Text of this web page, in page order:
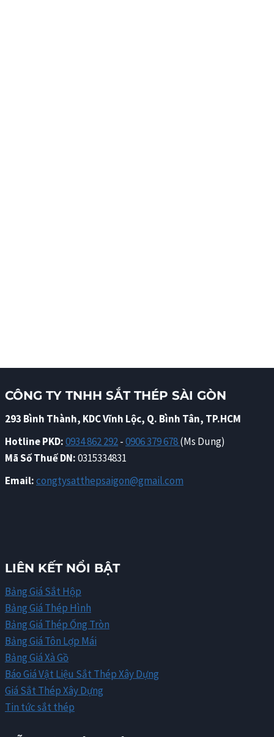
CÔNG TY TNHH SẮT THÉP SÀI GÒN
293 Bình Thành, KDC Vĩnh Lộc, Q. Bình Tân, TP.HCM
Hotline PKD:0934 862 292-0906 379 678(Ms Dung)
Mã Số Thuế DN:0315334831
Email:congtysatthepsaigon@gmail.com
LIÊN KẾT NỔI BẬT
Bảng Giá Sắt Hộp
Bảng Giá Thép Hình
Bảng Giá Thép Ống Tròn
Bảng Giá Tôn Lợp Mái
Bảng Giá Xà Gồ
Báo Giá Vật Liệu Sắt Thép Xây Dựng
Giá Sắt Thép Xây Dựng
Tin tức sắt thép